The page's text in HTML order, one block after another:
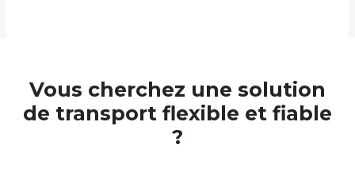
Vous cherchez une solution
de transport flexible et fiable
?